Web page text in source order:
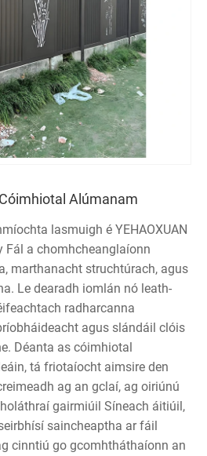
Alúmanam
lasmuigh é YEHAOXUAN
Fál a chomhcheanglaíonn
marthanacht struchtúrach, agus
Le dearadh iomlán nó leath-
radharcanna
agus slándáil clóis
Déanta as cóimhiotal
tá friotaíocht aimsire den
ag an gclaí, ag oiriúnú
gairmiúil Síneach áitiúil,
saincheaptha ar fáil
cinntiú go gcomhtháthaíonn an